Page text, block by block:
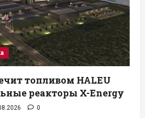
топливом HALEU
реакторы X-Energy
0